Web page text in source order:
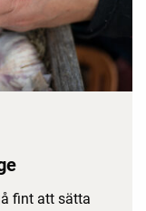
fint att sätta